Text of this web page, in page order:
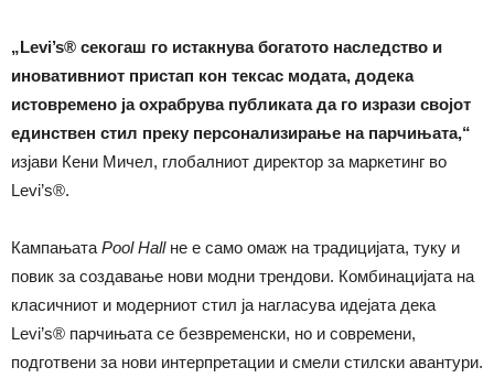
„Levi’s® секогаш го истакнува богатото наследство и
иновативниот пристап кон тексас модата, додека
истовремено ја охрабрува публиката да го изрази својот
единствен стил преку персонализирање на парчињата,“
изјави Кени Мичел, глобалниот директор за маркетинг во
Levi’s®.
Кампањата Pool Hallне е само омаж на традицијата, туку и
повик за создавање нови модни трендови. Комбинацијата на
класичниот и модерниот стил ја нагласува идејата дека
Levi’s® парчињата се безвременски, но и современи,
подготвени за нови интерпретации и смели стилски авантури.